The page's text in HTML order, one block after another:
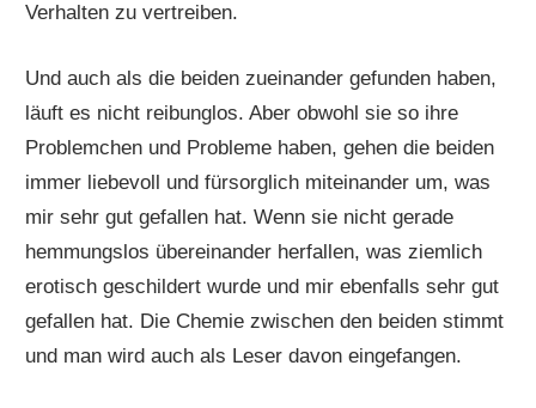
Verhalten zu vertreiben.
Und auch als die beiden zueinander gefunden haben,
läuft es nicht reibunglos. Aber obwohl sie so ihre
Problemchen und Probleme haben, gehen die beiden
immer liebevoll und fürsorglich miteinander um, was
mir sehr gut gefallen hat. Wenn sie nicht gerade
hemmungslos übereinander herfallen, was ziemlich
erotisch geschildert wurde und mir ebenfalls sehr gut
gefallen hat. Die Chemie zwischen den beiden stimmt
und man wird auch als Leser davon eingefangen.